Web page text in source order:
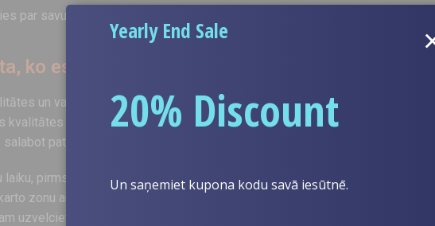
par savu seksa lelli, skatiet šo lapu: Kā rūpēties par manu seksa lelli.
ko es varu darīt?
un var izturēt vieglu
kvalitātes materiāliem; tomēr, ja
pats.
pirms tā padodas zem
zonu ar dvieli un desmit
uzvelciet cimdus un noteikti
20% Discount
Yearly End Sale
Un saņemiet kupona kodu savā iesūtnē.